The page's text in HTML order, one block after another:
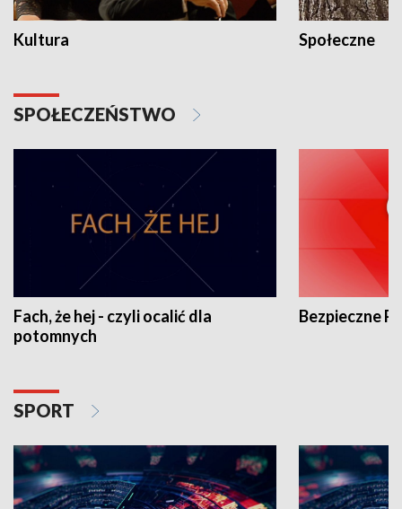
Kultura Społeczne
SPOŁECZEŃSTWO
Fach, że hej - czyli ocalić dla
potomnych
Bezpieczne
SPORT